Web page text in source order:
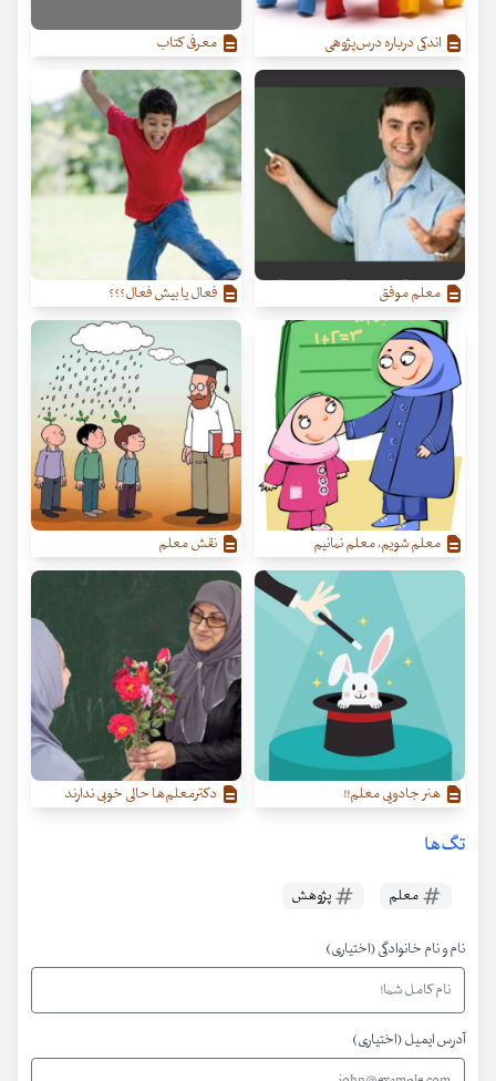
اندکی درباره درس‌پژوهی معرفی کتاب
معلم موفق فعال یا بیش فعال؟؟؟
معلم شویم، معلم نمانیم نقش معلم
هنر جادویی معلم!! دکترمعلم‌ها حالی خوبی ندارند
تگ‌ها
معلم پژوهش
نام و نام خانوادگی (اختیاری)
آدرس ایمیل (اختیاری)